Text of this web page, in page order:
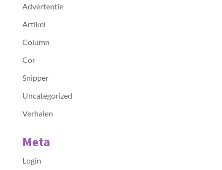
Advertentie
Artikel
Column
Cor
Snipper
Uncategorized
Verhalen
Meta
Login